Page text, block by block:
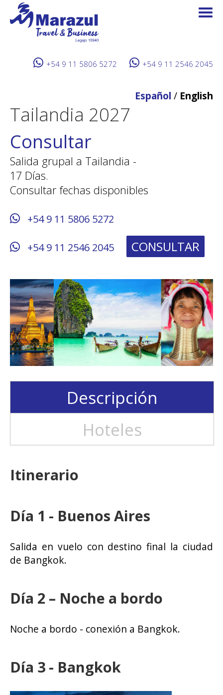
+54 9 11 5806 5272 +54 9 11 2546 2045
Español / English
Tailandia 2027
Consultar
Salida grupal a Tailandia -
17 Días.
Consultar fechas disponibles
+54 9 11 5806 5272
+54 9 11 2546 2045 CONSULTAR
Descripción
Hoteles
Itinerario
Día 1 - Buenos Aires
Salida en vuelo con destino final la ciudad
de Bangkok.
Día 2 – Noche a bordo
Noche a bordo - conexión a Bangkok.
Día 3 - Bangkok